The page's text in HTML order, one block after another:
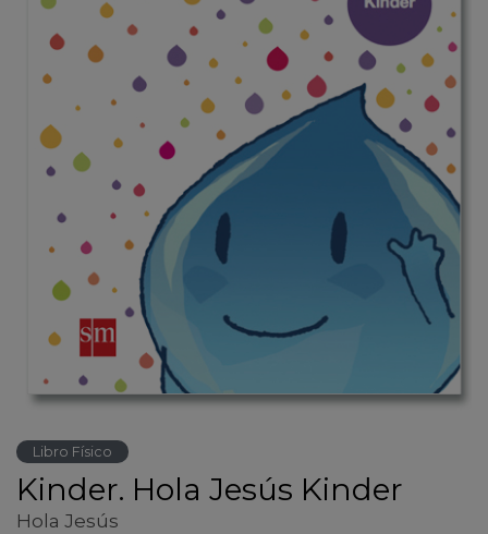
Libro Físico
Kinder. Hola Jesús Kinder
Hola Jesús